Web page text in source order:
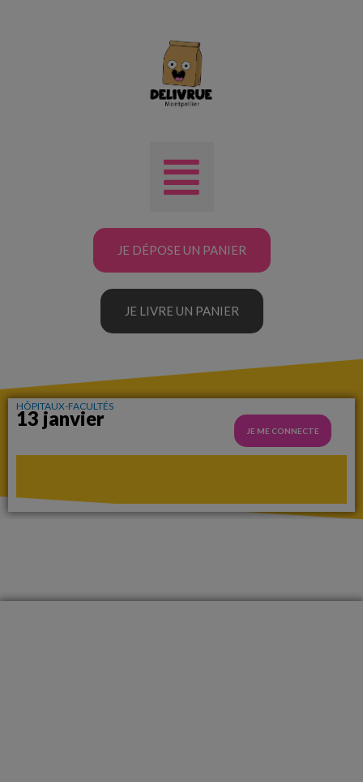
JE DÉPOSE UN PANIER
JE LIVRE UN PANIER
HÔPITAUX-FACULTÉS
13 janvier
JE ME CONNECTE